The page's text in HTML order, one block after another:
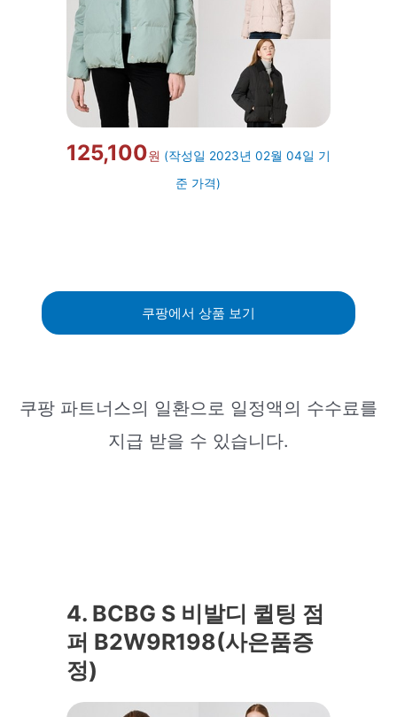
125,100원 (작성일 2023년 02월 04일 기
준 가격)
쿠팡에서 상품 보기
쿠팡 파트너스의 일환으로 일정액의 수수료를
지급 받을 수 있습니다.
4. BCBG S 비발디 퀼팅 점
퍼 B2W9R198(사은품증
정)